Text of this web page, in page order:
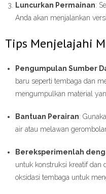
Luncurkan Permainan:
Anda akan menjalankan versi
Tips Menjelajahi
Pengumpulan Sumber
baru seperti tembaga dan
mengumpulkan material
Bantuan Perairan:
air atau melawan
Bereksperimenlah
untuk konstruksi kreatif dan
oksidasi tembaga untuk